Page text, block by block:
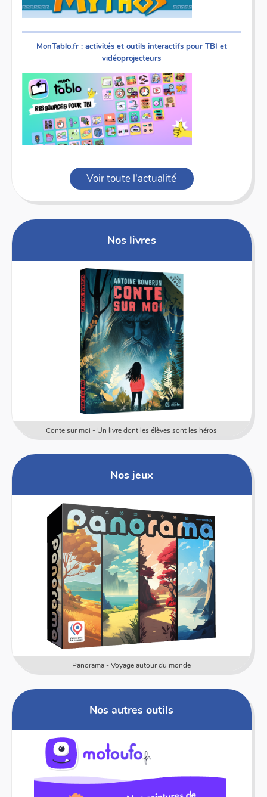
MonTablo.fr : activités et outils interactifs pour TBI et
vidéoprojecteurs
Voir toute l'actualité
Nos livres
Conte sur moi - Un livre dont les élèves sont les héros
Nos jeux
Panorama - Voyage autour du monde
Nos autres outils